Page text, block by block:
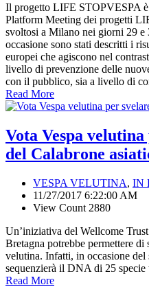
Il progetto LIFE STOPVESPA è
Platform Meeting dei progetti
svoltosi a Milano nei giorni 29 e
occasione sono stati descritti i
europei che agiscono nel
livello di prevenzione delle
con il pubblico, sia a livello di
Read More
Vota Vespa
del Calabrone
VESPA VELUTINA, IN
11/27/2017 6:22:00 AM
View Count 2880
Un’iniziativa del Wellcome
Bretagna potrebbe permettere di
velutina. Infatti, in occasione del
sequenzierà il DNA di 25 specie
Read More